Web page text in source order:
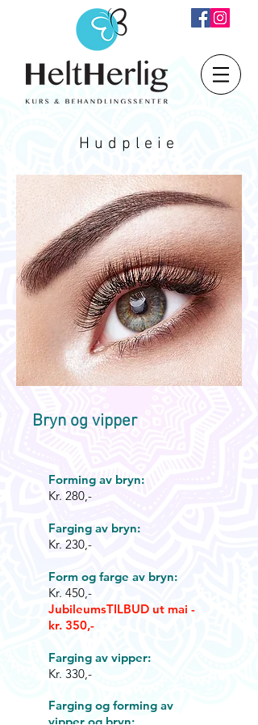
Hudpleie
Forming av bryn:
Kr. 280,-
Farging av bryn:
Kr. 230,-
Form og farge av bryn:
Kr. 450,-
JubileumsTILBUD ut mai -
kr. 350,-
Farging av vipper:
Kr. 330,-
Farging og forming av
vipper og bryn:
Bryn og vipper